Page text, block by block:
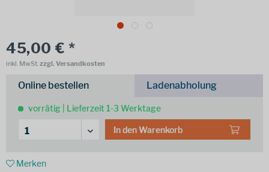
45,00 € *
inkl. MwSt.zzgl. Versandkosten
Online bestellen Ladenabholung
vorrätig | Lieferzeit 1-3 Werktage
In den Warenkorb
Merken